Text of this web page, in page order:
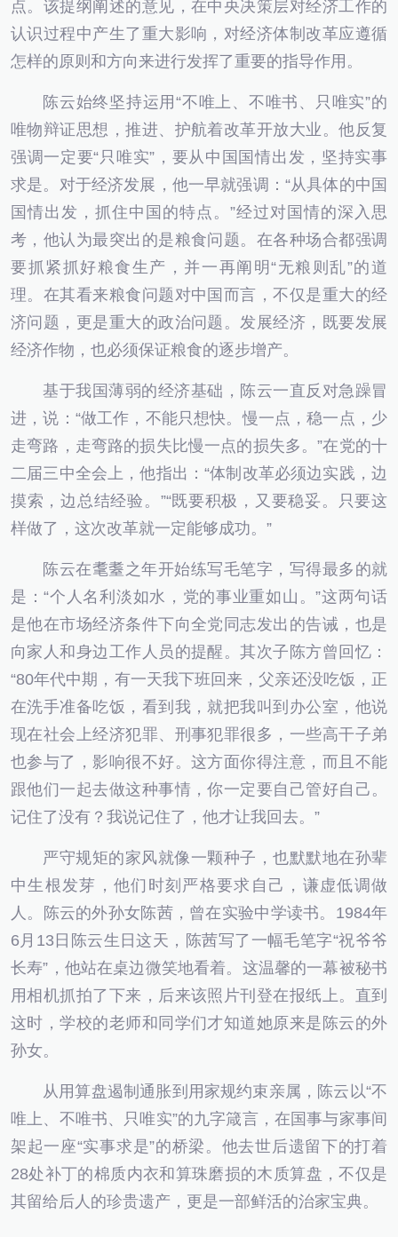
点。该提纲阐述的意见，在中央决策层对经济工作的
认识过程中产生了重大影响，对经济体制改革应遵循
怎样的原则和方向来进行发挥了重要的指导作用。
陈云始终坚持运用“不唯上、不唯书、只唯实”的
唯物辩证思想，推进、护航着改革开放大业。他反复
强调一定要“只唯实”，要从中国国情出发，坚持实事
求是。对于经济发展，他一早就强调：“从具体的中国
国情出发，抓住中国的特点。”经过对国情的深入思
考，他认为最突出的是粮食问题。在各种场合都强调
要抓紧抓好粮食生产，并一再阐明“无粮则乱”的道
理。在其看来粮食问题对中国而言，不仅是重大的经
济问题，更是重大的政治问题。发展经济，既要发展
经济作物，也必须保证粮食的逐步增产。
基于我国薄弱的经济基础，陈云一直反对急躁冒
进，说：“做工作，不能只想快。慢一点，稳一点，少
走弯路，走弯路的损失比慢一点的损失多。”在党的十
二届三中全会上，他指出：“体制改革必须边实践，边
摸索，边总结经验。”“既要积极，又要稳妥。只要这
样做了，这次改革就一定能够成功。”
陈云在耄耋之年开始练写毛笔字，写得最多的就
是：“个人名利淡如水，党的事业重如山。”这两句话
是他在市场经济条件下向全党同志发出的告诫，也是
向家人和身边工作人员的提醒。其次子陈方曾回忆：
“80年代中期，有一天我下班回来，父亲还没吃饭，正
在洗手准备吃饭，看到我，就把我叫到办公室，他说
现在社会上经济犯罪、刑事犯罪很多，一些高干子弟
也参与了，影响很不好。这方面你得注意，而且不能
跟他们一起去做这种事情，你一定要自己管好自己。
记住了没有？我说记住了，他才让我回去。”
严守规矩的家风就像一颗种子，也默默地在孙辈
中生根发芽，他们时刻严格要求自己，谦虚低调做
人。陈云的外孙女陈茜，曾在实验中学读书。1984年
6月13日陈云生日这天，陈茜写了一幅毛笔字“祝爷爷
长寿”，他站在桌边微笑地看着。这温馨的一幕被秘书
用相机抓拍了下来，后来该照片刊登在报纸上。直到
这时，学校的老师和同学们才知道她原来是陈云的外
孙女。
从用算盘遏制通胀到用家规约束亲属，陈云以“不
唯上、不唯书、只唯实”的九字箴言，在国事与家事间
架起一座“实事求是”的桥梁。他去世后遗留下的打着
28处补丁的棉质内衣和算珠磨损的木质算盘，不仅是
其留给后人的珍贵遗产，更是一部鲜活的治家宝典。